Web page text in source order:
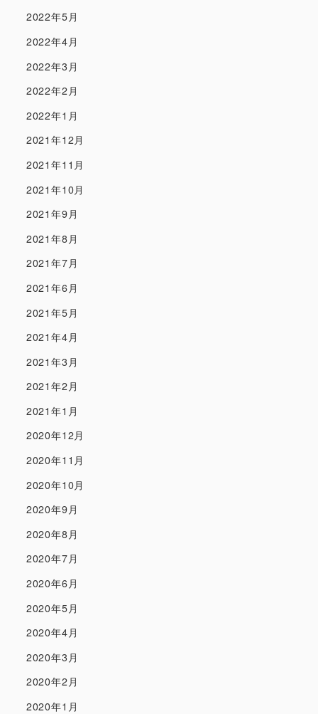
2022年5月
2022年4月
2022年3月
2022年2月
2022年1月
2021年12月
2021年11月
2021年10月
2021年9月
2021年8月
2021年7月
2021年6月
2021年5月
2021年4月
2021年3月
2021年2月
2021年1月
2020年12月
2020年11月
2020年10月
2020年9月
2020年8月
2020年7月
2020年6月
2020年5月
2020年4月
2020年3月
2020年2月
2020年1月